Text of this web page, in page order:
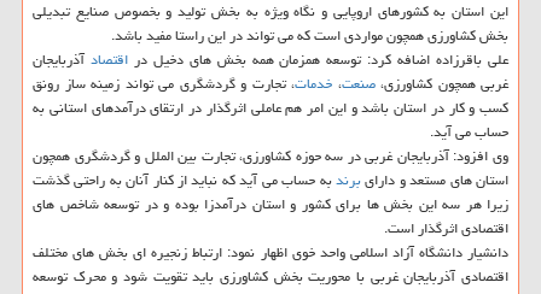
این استان به كشورهای اروپایی و نگاه ویژه به بخش تولید و بخصوص صنایع تبدیلی
بخش كشاورزی همچون مواردی است كه می تواند در این راستا مفید باشد.
علی باقرزاده اضافه كرد: توسعه همزمان همه بخش های دخیل دراقتصاد آذربایجان
غربی همچون كشاورزی،صنعت، خدمات، تجارت و گردشگری می تواند زمینه ساز رونق
كسب و كار در استان باشد و این امر هم عاملی اثرگذار در ارتقای درآمدهای استانی به
حساب می آید.
وی افزود: آذربایجان غربی در سه حوزه كشاورزی، تجارت بین الملل و گردشگری همچون
استان های مستعد و دارایبرندبه حساب می آید كه نباید از كنار آنان به راحتی گذشت
زیرا هر سه این بخش ها برای كشور و استان درآمدزا بوده و در توسعه شاخص های
اقتصادی اثرگذار است.
دانشیار دانشگاه آزاد اسلامی واحد خوی اظهار نمود: ارتباط زنجیره ای بخش های مختلف
اقتصادی آذربایجان غربی با محوریت بخش كشاورزی باید تقویت شود و محرك توسعه